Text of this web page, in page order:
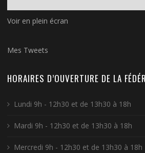
Voir en plein écran
Mes Tweets
HORAIRES D’OUVERTURE DE LA
Lundi 9h - 12h30 et de 13h30 à 18h
Mardi 9h - 12h30 et de 13h30 à 18h
Mercredi 9h - 12h30 et de 13h30 à 18h